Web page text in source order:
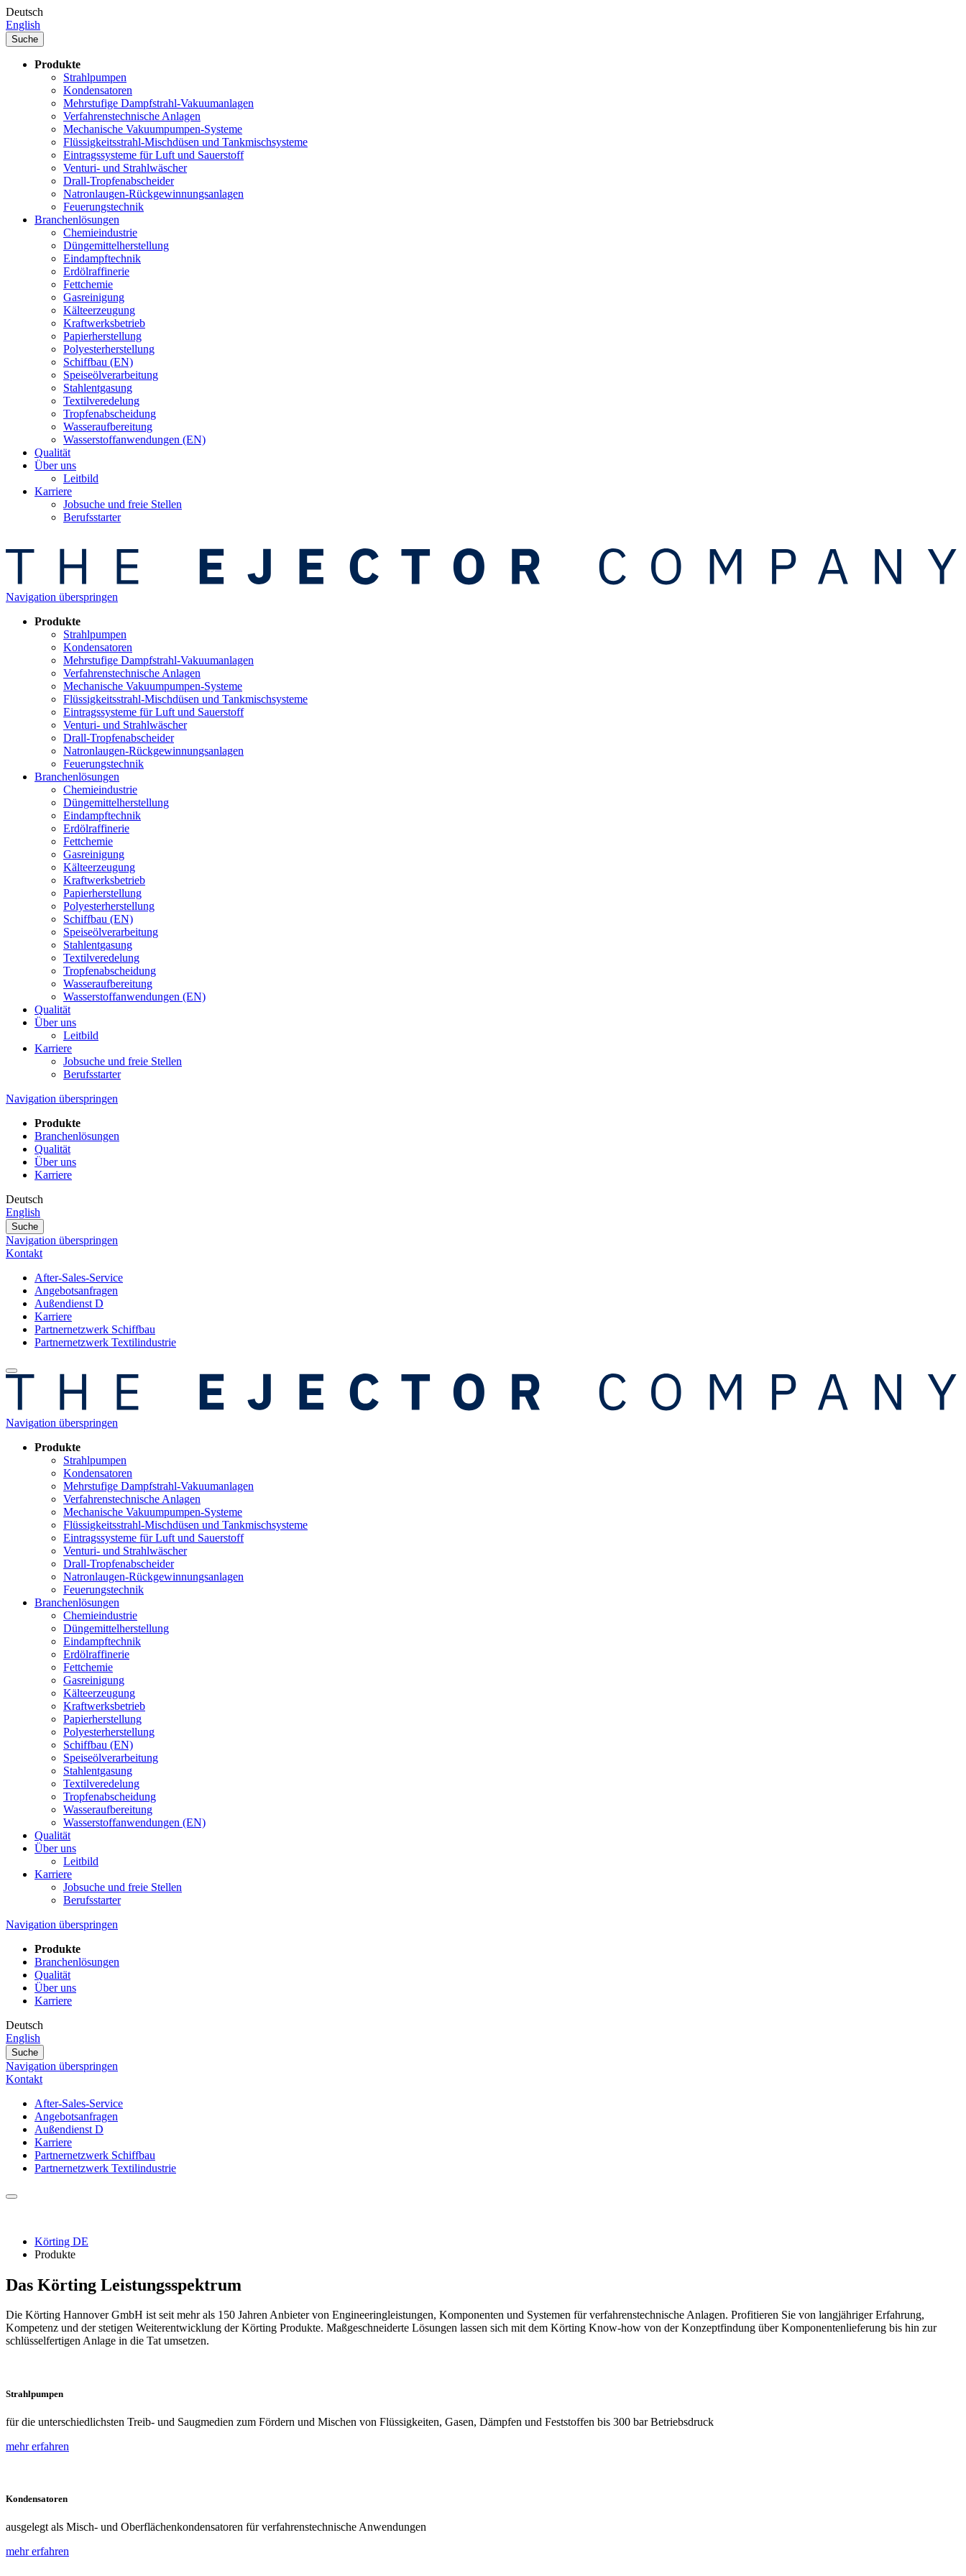
Deutsch
English
Suche
Produkte
Strahlpumpen
Kondensatoren
Mehrstufige Dampfstrahl-Vakuumanlagen
Verfahrenstechnische Anlagen
Mechanische Vakuumpumpen-Systeme
Flüssigkeitsstrahl-Mischdüsen und Tankmischsysteme
Eintragssysteme für Luft und Sauerstoff
Venturi- und Strahlwäscher
Drall-Tropfenabscheider
Natronlaugen-Rückgewinnungsanlagen
Feuerungstechnik
Branchenlösungen
Chemieindustrie
Düngemittelherstellung
Eindampftechnik
Erdölraffinerie
Fettchemie
Gasreinigung
Kälteerzeugung
Kraftwerksbetrieb
Papierherstellung
Polyesterherstellung
Schiffbau (EN)
Speiseölverarbeitung
Stahlentgasung
Textilveredelung
Tropfenabscheidung
Wasseraufbereitung
Wasserstoffanwendungen (EN)
Qualität
Über uns
Leitbild
Karriere
Jobsuche und freie Stellen
Berufsstarter
Navigation überspringen
Produkte
Strahlpumpen
Kondensatoren
Mehrstufige Dampfstrahl-Vakuumanlagen
Verfahrenstechnische Anlagen
Mechanische Vakuumpumpen-Systeme
Flüssigkeitsstrahl-Mischdüsen und Tankmischsysteme
Eintragssysteme für Luft und Sauerstoff
Venturi- und Strahlwäscher
Drall-Tropfenabscheider
Natronlaugen-Rückgewinnungsanlagen
Feuerungstechnik
Branchenlösungen
Chemieindustrie
Düngemittelherstellung
Eindampftechnik
Erdölraffinerie
Fettchemie
Gasreinigung
Kälteerzeugung
Kraftwerksbetrieb
Papierherstellung
Polyesterherstellung
Schiffbau (EN)
Speiseölverarbeitung
Stahlentgasung
Textilveredelung
Tropfenabscheidung
Wasseraufbereitung
Wasserstoffanwendungen (EN)
Qualität
Über uns
Leitbild
Karriere
Jobsuche und freie Stellen
Berufsstarter
Navigation überspringen
Produkte
Branchenlösungen
Qualität
Über uns
Karriere
Deutsch
English
Suche
Navigation überspringen
Kontakt
After-Sales-Service
Angebotsanfragen
Außendienst D
Karriere
Partnernetzwerk Schiffbau
Partnernetzwerk Textilindustrie
Navigation überspringen
Produkte
Strahlpumpen
Kondensatoren
Mehrstufige Dampfstrahl-Vakuumanlagen
Verfahrenstechnische Anlagen
Mechanische Vakuumpumpen-Systeme
Flüssigkeitsstrahl-Mischdüsen und Tankmischsysteme
Eintragssysteme für Luft und Sauerstoff
Venturi- und Strahlwäscher
Drall-Tropfenabscheider
Natronlaugen-Rückgewinnungsanlagen
Feuerungstechnik
Branchenlösungen
Chemieindustrie
Düngemittelherstellung
Eindampftechnik
Erdölraffinerie
Fettchemie
Gasreinigung
Kälteerzeugung
Kraftwerksbetrieb
Papierherstellung
Polyesterherstellung
Schiffbau (EN)
Speiseölverarbeitung
Stahlentgasung
Textilveredelung
Tropfenabscheidung
Wasseraufbereitung
Wasserstoffanwendungen (EN)
Qualität
Über uns
Leitbild
Karriere
Jobsuche und freie Stellen
Berufsstarter
Navigation überspringen
Produkte
Branchenlösungen
Qualität
Über uns
Karriere
Deutsch
English
Suche
Navigation überspringen
Kontakt
After-Sales-Service
Angebotsanfragen
Außendienst D
Karriere
Partnernetzwerk Schiffbau
Partnernetzwerk Textilindustrie
Körting DE
Produkte
Das Körting Leistungsspektrum
Die Körting Hannover GmbH ist seit mehr als 150 Jahren Anbieter von Engineeringleistungen, Komponenten und Systemen für verfahrenstechnische Anlagen. Profitieren Sie von langjähriger Erfahrung,
Kompetenz und der stetigen Weiterentwicklung der Körting Produkte. Maßgeschneiderte Lösungen lassen sich mit dem Körting Know-how von der Konzeptfindung über Komponentenlieferung bis hin zur
schlüsselfertigen Anlage in die Tat umsetzen.
Strahlpumpen
für die unterschiedlichsten Treib- und Saugmedien zum Fördern und Mischen von Flüssigkeiten, Gasen, Dämpfen und Feststoffen bis 300 bar Betriebsdruck
mehr erfahren
Kondensatoren
ausgelegt als Misch- und Oberflächenkondensatoren für verfahrenstechnische Anwendungen
mehr erfahren